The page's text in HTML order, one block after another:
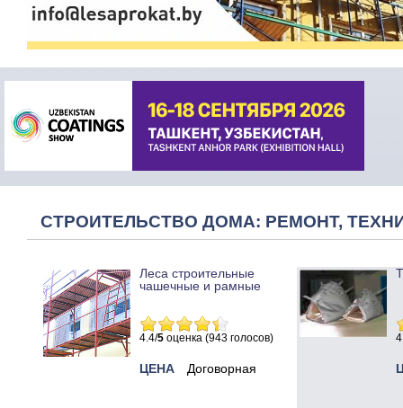
СТРОИТЕЛЬСТВО ДОМА: РЕМОНТ,
Леса строительные
чашечные и рамные
4.4/5 оценка (943 голосов)
ЦЕНА Договорная